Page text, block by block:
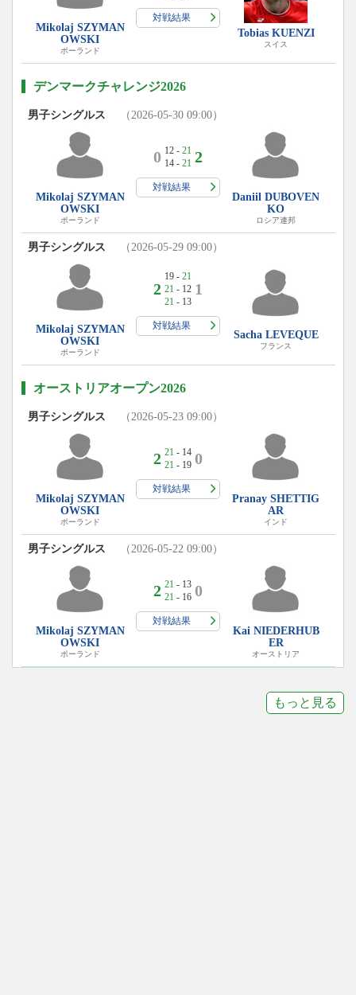
Mikolaj SZYMAN
OWSKI
ポーランド
対戦結果
Tobias KUENZI
スイス
デンマークチャレンジ2026
男子シングルス （2026-05-30 09:00）
Mikolaj SZYMAN
OWSKI
ポーランド
0 12 - 21
14 - 21 2
対戦結果
Daniil DUBOVEN
KO
ロシア連邦
男子シングルス （2026-05-29 09:00）
Mikolaj SZYMAN
OWSKI
ポーランド
2
19 - 21
21 - 12
21 - 13
1
対戦結果
Sacha LEVEQUE
フランス
オーストリアオープン2026
男子シングルス （2026-05-23 09:00）
Mikolaj SZYMAN
OWSKI
ポーランド
2 21 - 14
21 - 19 0
対戦結果
Pranay SHETTIG
AR
インド
男子シングルス （2026-05-22 09:00）
Mikolaj SZYMAN
OWSKI
ポーランド
2 21 - 13
21 - 16 0
対戦結果
Kai NIEDERHUB
ER
オーストリア
もっと見る